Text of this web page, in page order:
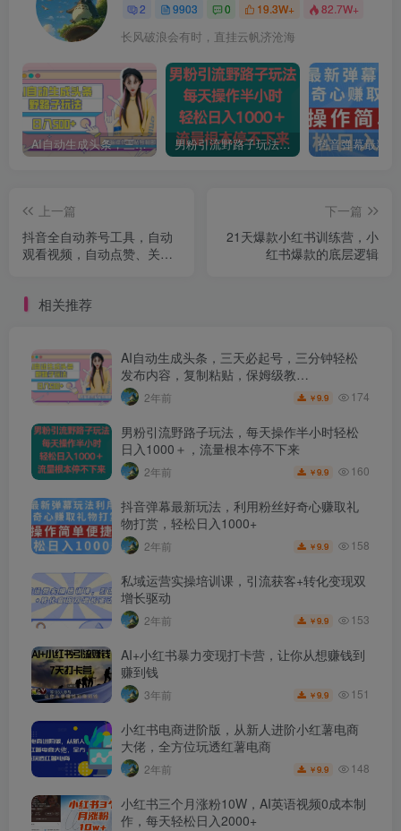
2 9903 0 19.3W+ 82.7W+
长风破浪会有时，直挂云帆济沧海
AI自动生成头条，三天必起号，三分钟轻松发布内容，复制粘贴，保姆级教… 男粉引流野路子玩法，每天操作半小时轻松日入1000＋，流量根本停不下来
上一篇
抖音全自动养号工具，自动
观看视频，自动点赞、关
下一篇
21天爆款小红书训练营，小
红书爆款的底层逻辑
相关推荐
AI自动生成头条，三天必起号，三分钟轻松
发布内容，复制粘贴，保姆级教…
2年前 ￥9.9 174
男粉引流野路子玩法，每天操作半小时轻松
日入1000＋，流量根本停不下来
2年前 ￥9.9 160
抖音弹幕最新玩法，利用粉丝好奇心赚取礼
物打赏，轻松日入1000+
2年前 ￥9.9 158
私域运营实操培训课，引流获客+转化变现双
增长驱动
2年前 ￥9.9 153
AI+小红书暴力变现打卡营，让你从想赚钱到
赚到钱
3年前 ￥9.9 151
小红书电商进阶版，从新人进阶小红薯电商
大佬，全方位玩透红薯电商
2年前 ￥9.9 148
小红书三个月涨粉10W，AI英语视频0成本制
作，每天轻松日入2000+